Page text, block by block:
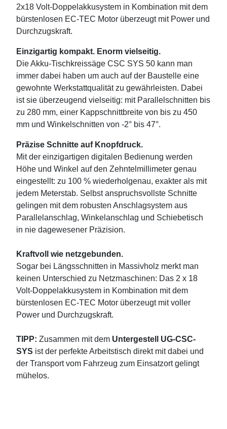
2x18 Volt-Doppelakkusystem in Kombination mit dem
bürstenlosen EC-TEC Motor überzeugt mit Power und
Durchzugskraft.
Einzigartig kompakt. Enorm vielseitig.
Die Akku-Tischkreissäge CSC SYS 50 kann man
immer dabei haben um auch auf der Baustelle eine
gewohnte Werkstattqualität zu gewährleisten. Dabei
ist sie überzeugend vielseitig: mit Parallelschnitten bis
zu 280 mm, einer Kappschnittbreite von bis zu 450
mm und Winkelschnitten von -2° bis 47°.
Präzise Schnitte auf Knopfdruck.
Mit der einzigartigen digitalen Bedienung werden
Höhe und Winkel auf den Zehntelmillimeter genau
eingestellt: zu 100 % wiederholgenau, exakter als mit
jedem Meterstab. Selbst anspruchsvollste Schnitte
gelingen mit dem robusten Anschlagsystem aus
Parallelanschlag, Winkelanschlag und Schiebetisch
in nie dagewesener Präzision.
Kraftvoll wie netzgebunden.
Sogar bei Längsschnitten in Massivholz merkt man
keinen Unterschied zu Netzmaschinen: Das 2 x 18
Volt-Doppelakkusystem in Kombination mit dem
bürstenlosen EC-TEC Motor überzeugt mit voller
Power und Durchzugskraft.
TIPP: Zusammen mit dem Untergestell UG-CSC-
SYS ist der perfekte Arbeitstisch direkt mit dabei und
der Transport vom Fahrzeug zum Einsatzort gelingt
mühelos.